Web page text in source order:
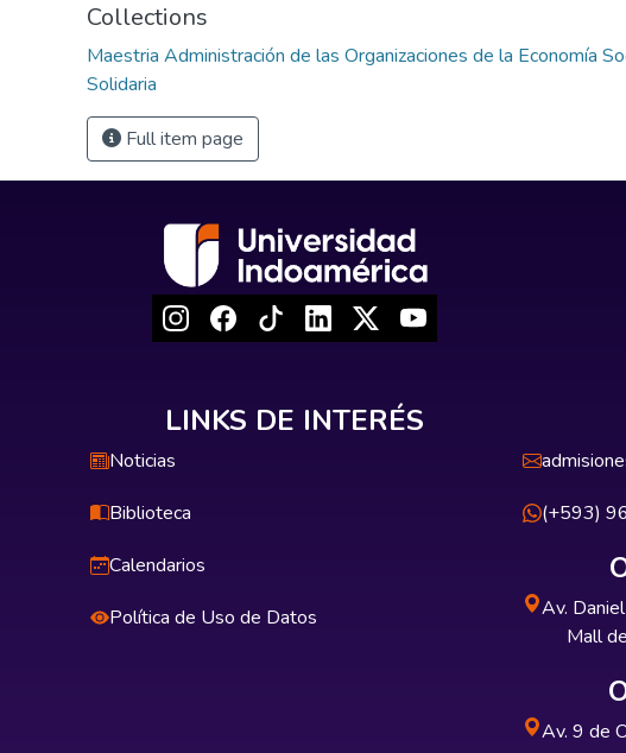
Collections
Maestria Administración de las Organizaciones de la Economía
Solidaria
Full item page
LINKS DE INTERÉS
Noticias
Biblioteca
Calendarios
Política de Uso de Datos
(+593)
Av.
Mall
Av. 9 de